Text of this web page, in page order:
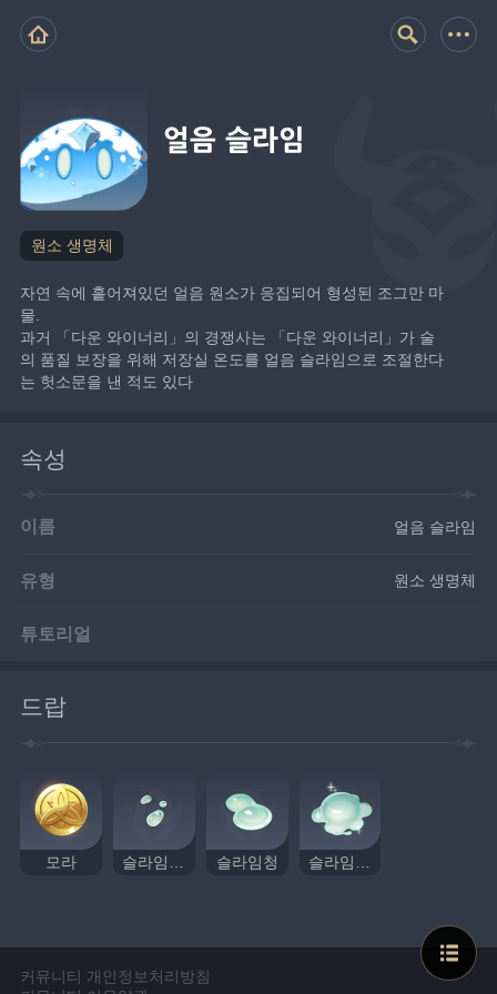
얼음 슬라임
원소 생명체
자연 속에 흩어져있던 얼음 원소가 응집되어 형성된 조그만 마
물.
과거 「다운 와이너리」의 경쟁사는 「다운 와이너리」가 술
의 품질 보장을 위해 저장실 온도를 얼음 슬라임으로 조절한다
는 헛소문을 낸 적도 있다
속성
이름 얼음 슬라임
유형 원소 생명체
튜토리얼
드랍
모라 슬라임 응축액 슬라임청 슬라임 원액
커뮤니티 개인정보처리방침